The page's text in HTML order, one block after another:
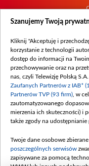
Szanujemy Twoją
Kliknij "Akceptuję i
korzystanie z technologii
dostęp do informacji na
przechowywanie oraz na
nas, czyli Telewizję Polską
Zaufanych Partnerów z IAB*
Partnerów TVP (93 firm) , w
zautomatyzowanego
mierzenia ich skuteczności) i
także zgody na
Twoje dane osobowe
poszczególnych serwisów
zapisywane za pomocą